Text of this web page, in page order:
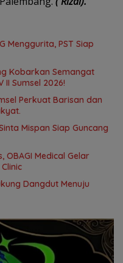
Menggurita, PST Siap
Kobarkan Semangat
II Sumsel 2026!
Perkuat Barisan dan
Mispan Siap Guncang
OBAGI Medical Gelar
Dangdut Menuju